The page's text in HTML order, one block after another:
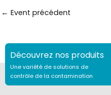
← Event précédent
Découvrez nos produits
Une variété de solutions de
contrôle de la contamination